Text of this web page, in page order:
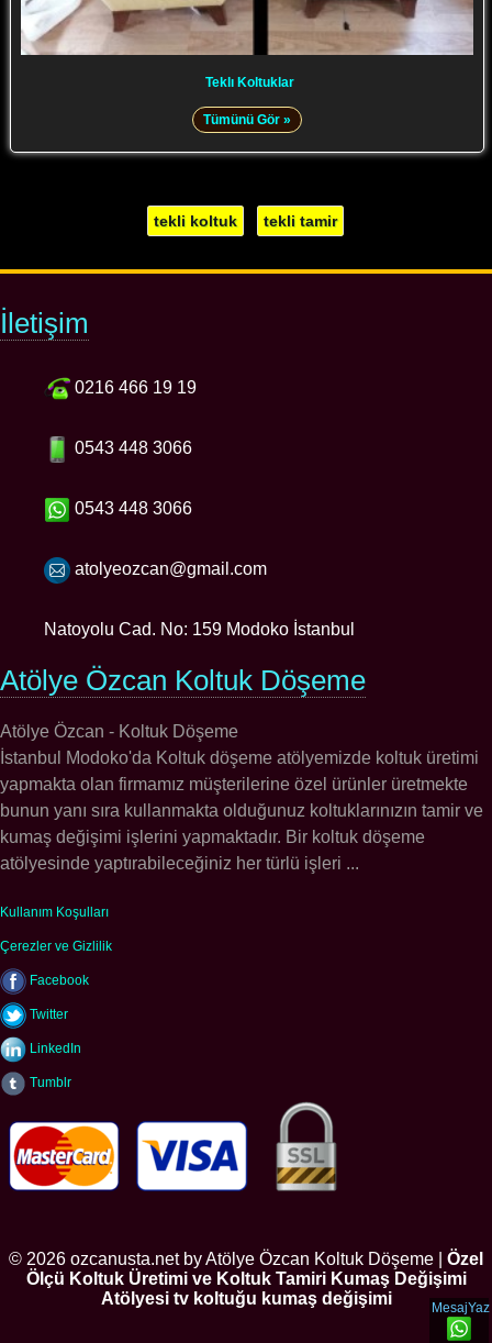
Teklı Koltuklar
Tümünü Gör »
tekli koltuk tekli tamir
İletişim
0216 466 19 19
0543 448 3066
0543 448 3066
atolyeozcan@gmail.com
Natoyolu Cad. No: 159 Modoko İstanbul
Atölye Özcan Koltuk Döşeme
Atölye Özcan - Koltuk Döşeme
İstanbul Modoko'da Koltuk döşeme atölyemizde koltuk üretimi
yapmakta olan firmamız müşterilerine özel ürünler üretmekte
bunun yanı sıra kullanmakta olduğunuz koltuklarınızın tamir ve
kumaş değişimi işlerini yapmaktadır. Bir koltuk döşeme
atölyesinde yaptırabileceğiniz her türlü işleri ...
Kullanım Koşulları
Çerezler ve Gizlilik
Facebook
Twitter
LinkedIn
Tumblr
© 2026 ozcanusta.net by Atölye Özcan Koltuk Döşeme | Özel
Ölçü Koltuk Üretimi ve Koltuk Tamiri Kumaş Değişimi
Atölyesi tv koltuğu kumaş değişimi
MesajYaz